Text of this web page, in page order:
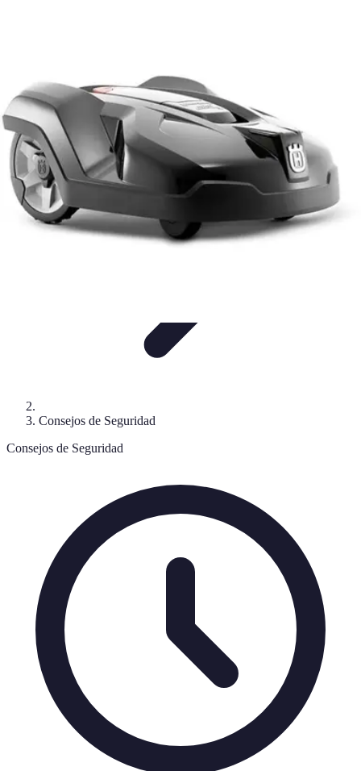
Urgencia Alarma
Consejos de Seguridad
Consejos de Seguridad